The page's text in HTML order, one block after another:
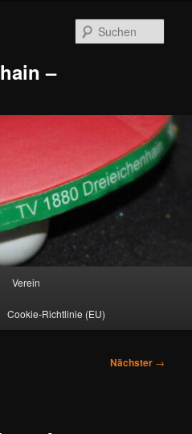
–
Verein
Cookie-Richtlinie (EU)
Nächster →